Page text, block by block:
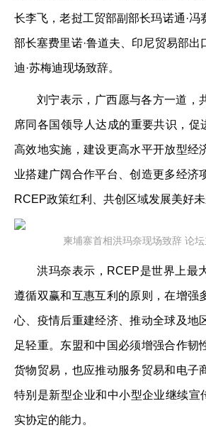
长李飞，老挝工贸部副部长玛诺通·冯
部长塞费里诺·鲁道夫、印尼贸易部出
迪·苏梅迪现场致辞。
刘宁表示，广西愿与各方一道，
席同各国领导人达成的重要共识，促
高效地实施，建设更高水平开放型经
业搭建广阔合作平台、创造更多经济
RCEP政策红利、共创区域发展美好未
柬埔寨首相洪玛奈现场致辞 论
洪玛奈表示，RCEP是世界上最
遵循双赢和互惠互利的原则，在增强
心、疫情后重建经济、推动全球及地
足轻重。东盟和中国必须增强合作韧
货物贸易，也应推动服务贸易和电子
特别是新型企业和中小型企业继续宣
实协定的能力。